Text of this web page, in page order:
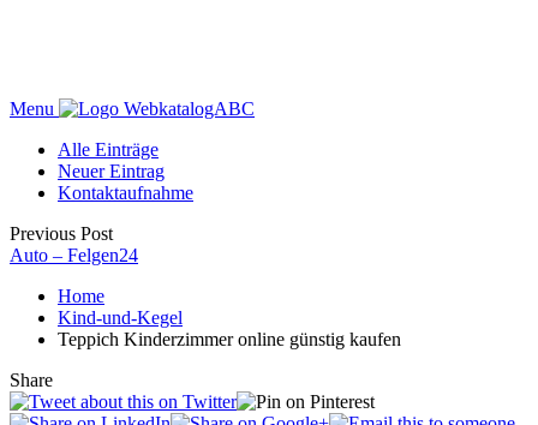
Menu
WebkatalogABC
Alle Einträge
Neuer Eintrag
Kontaktaufnahme
Previous Post
Auto – Felgen24
Home
Kind-und-Kegel
Teppich Kinderzimmer online günstig kaufen
Share